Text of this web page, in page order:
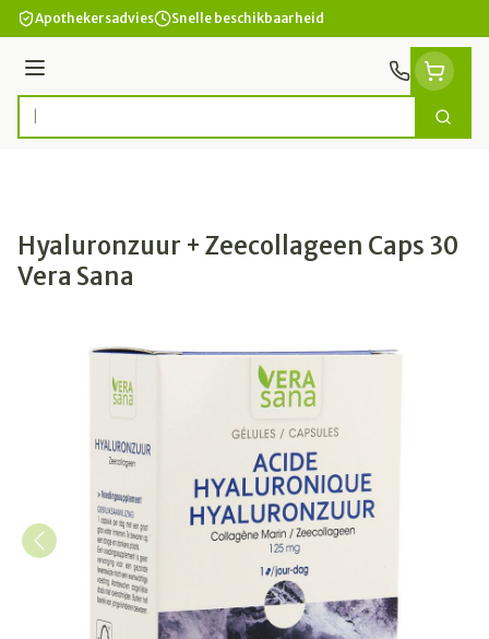
Ga naar de inhoud
Apothekersadvies Snelle beschikbaarheid
Menu
Product, merk, categorie... Zoek
Hyaluronzuur + Zeecollageen Caps 30
Vera Sana